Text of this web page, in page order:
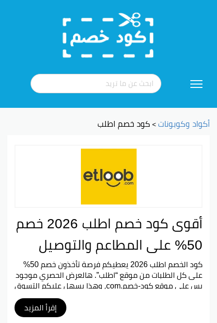
إلى
أكواد وكوبونات>كود خصم اطلب
إقرأ المزيد
أقوى كود خصم اطلب 2026 خصم
50% على المطاعم والتوصيل
كود الخصم اطلب 2026 يعطيكم فرصة تأخذون خصم 50%
على كل الطلبات من موقع “اطلب”. هالعرض الحصري موجود
بس على موقع كود-خصم.com، وهذا يسهل عليكم التسوق
ويخلي الأمور أسهل وأريح. عشان كذا، نصيحة لكل الزبائن
استخدموا هالكود حتى توفرون أكثر أثناء التسوق.